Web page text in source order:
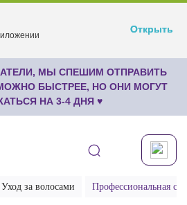
Открыть
МЫ СПЕШИМ ОТПРАВИТЬ
БЫСТРЕЕ, НО ОНИ МОГУТ
НА 3-4 ДНЯ ♥
Уход за волосами Профессиональная
Открыть